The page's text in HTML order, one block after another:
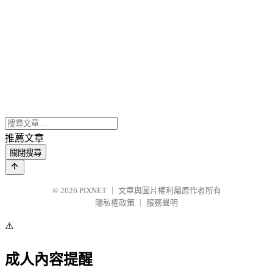
推薦文章
關閉搜尋
© 2026 PIXNET
文章與圖片權利屬原作者所有
隱私權政策
服務聲明
⚠️
成人內容提醒